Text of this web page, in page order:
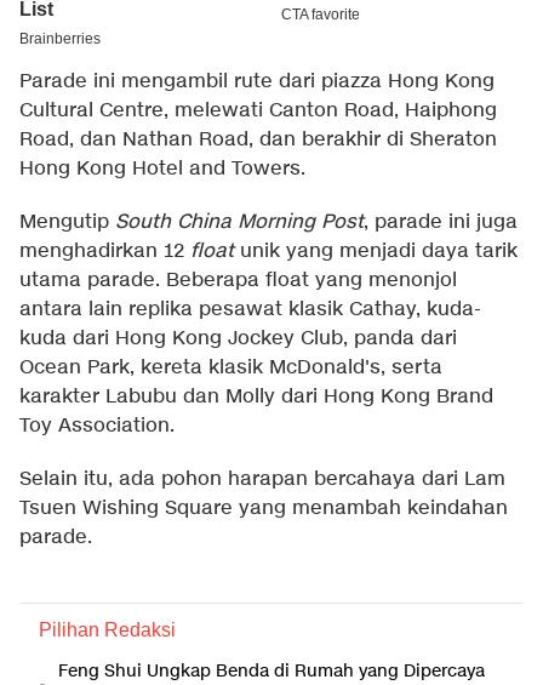
Parade ini mengambil rute dari piazza Hong Kong
Cultural Centre, melewati Canton Road, Haiphong
Road, dan Nathan Road, dan berakhir di Sheraton
Hong Kong Hotel and Towers.
Mengutip South China Morning Post, parade ini juga
menghadirkan 12 floatunik yang menjadi daya tarik
utama parade. Beberapa float yang menonjol
antara lain replika pesawat klasik Cathay, kuda-
kuda dari Hong Kong Jockey Club, panda dari
Ocean Park, kereta klasik McDonald's, serta
karakter Labubu dan Molly dari Hong Kong Brand
Toy Association.
Selain itu, ada pohon harapan bercahaya dari Lam
Tsuen Wishing Square yang menambah keindahan
parade.
Pilihan Redaksi
Feng Shui Ungkap Benda di Rumah yang Dipercaya